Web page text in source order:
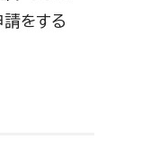
をする